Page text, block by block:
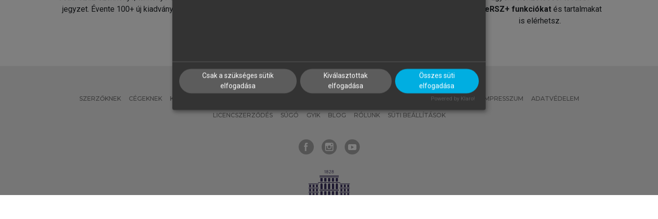
jegyzet. Évente 100+ új kiadvány.
MeRSZ+ funkciókat és tartalmakat
is elérhetsz.
SZERZŐKNEK CÉGEKNEK KÖNYVTÁROSOKNAK MI – ÁLTALÁNOS IRÁNYELVEK IMPRESSZUM ADATVÉDELEM
LICENCSZERZŐDÉS SÚGÓ GYIK BLOG RÓLUNK SÜTI BEÁLLÍTÁSOK
Csak a szükséges sütik
elfogadása
Kiválasztottak
elfogadása
Összes süti
elfogadása
Powered by Klaro!